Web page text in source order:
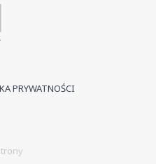
PRYWATNOŚCI